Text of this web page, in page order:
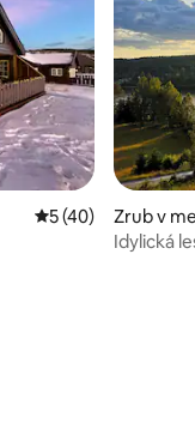
Priemerné
5 (40)
Zrub v
Idylická